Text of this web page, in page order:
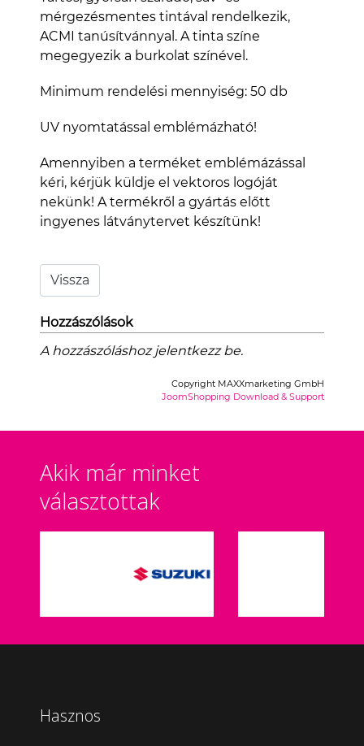
mérgezésmentes tintával rendelkezik,
ACMI tanúsítvánnyal. A tinta színe
megegyezik a burkolat színével.
Minimum rendelési mennyiség: 50 db
UV nyomtatással emblémázható!
Amennyiben a terméket emblémázással
kéri, kérjük küldje el vektoros logóját
nekünk! A termékről a gyártás előtt
ingyenes látványtervet készítünk!
Hozzászólások
A hozzászóláshoz jelentkezz be.
Copyright MAXXmarketing GmbH
JoomShopping Download & Support
Akik már minket
választottak
Hasznos